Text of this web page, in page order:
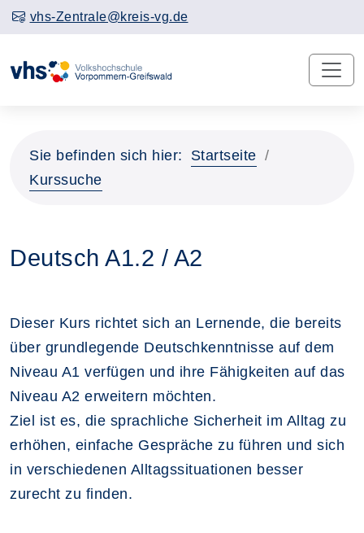
vhs-Zentrale@kreis-vg.de
Sie befinden sich hier:
Startseite
Kurssuche
Deutsch A1.2 / A2
Dieser Kurs richtet sich an Lernende, die bereits
über grundlegende Deutschkenntnisse auf dem
Niveau A1 verfügen und ihre Fähigkeiten auf das
Niveau A2 erweitern möchten.
Ziel ist es, die sprachliche Sicherheit im Alltag zu
erhöhen, einfache Gespräche zu führen und sich
in verschiedenen Alltagssituationen besser
zurecht zu finden.